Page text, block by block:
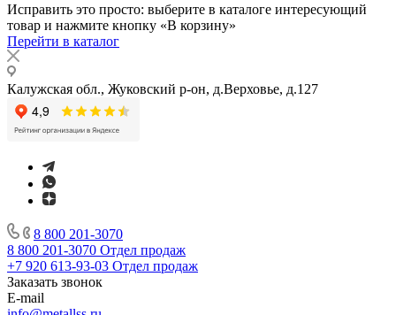
Исправить это просто: выберите в каталоге интересующий
товар и нажмите кнопку «В корзину»
Перейти в каталог
Калужская обл., Жуковский р-он, д.Верховье, д.127
8 800 201-3070
8 800 201-3070 Отдел продаж
+7 920 613-93-03 Отдел продаж
Заказать звонок
E-mail